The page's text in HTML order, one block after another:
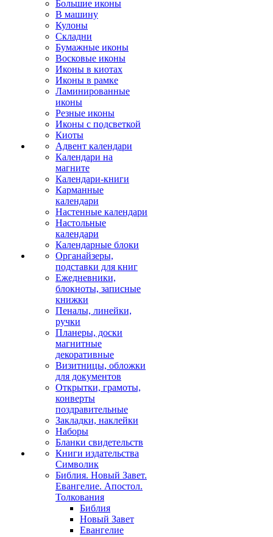
Большие иконы
В машину
Кулоны
Складни
Бумажные иконы
Восковые иконы
Иконы в киотах
Иконы в рамке
Ламинированные
иконы
Резные иконы
Иконы с подсветкой
Киоты
Адвент календари
Календари на
магните
Календари-книги
Карманные
календари
Настенные календари
Настольные
календари
Календарные блоки
Органайзеры,
подставки для книг
Ежедневники,
блокноты, записные
книжки
Пеналы, линейки,
ручки
Планеры, доски
магнитные
декоративные
Визитницы, обложки
для документов
Открытки, грамоты,
конверты
поздравительные
Закладки, наклейки
Наборы
Бланки свидетельств
Книги издательства
Символик
Библия. Новый Завет.
Евангелие. Апостол.
Толкования
Библия
Новый Завет
Евангелие